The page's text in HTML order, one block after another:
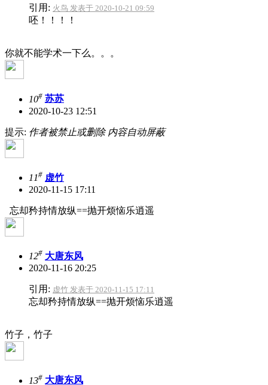
引用: 火鸟 发表于 2020-10-21 09:59
呸！！！！
你就不能学术一下么。。。
10# 苏苏
2020-10-23 12:51
提示: 作者被禁止或删除 内容自动屏蔽
11# 虚竹
2020-11-15 17:11
忘却矜持情放纵==抛开烦恼乐逍遥
12# 大唐东风
2020-11-16 20:25
引用: 虚竹 发表于 2020-11-15 17:11
忘却矜持情放纵==抛开烦恼乐逍遥
竹子，竹子
13# 大唐东风